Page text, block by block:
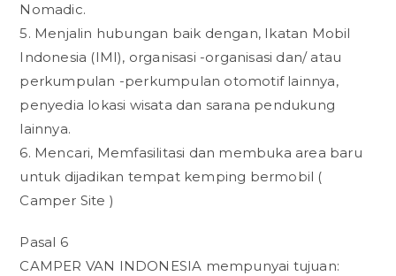
Nomadic.
5. Menjalin hubungan baik dengan, Ikatan Mobil
Indonesia (IMI), organisasi -organisasi dan/ atau
perkumpulan -perkumpulan otomotif lainnya,
penyedia lokasi wisata dan sarana pendukung
lainnya.
6. Mencari, Memfasilitasi dan membuka area baru
untuk dijadikan tempat kemping bermobil (
Camper Site )
Pasal 6
CAMPER VAN INDONESIA mempunyai tujuan: